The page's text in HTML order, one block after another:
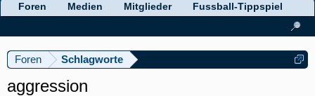
Foren Schlagworte
aggression
Foren Medien Mitglieder Fussball-Tippspiel